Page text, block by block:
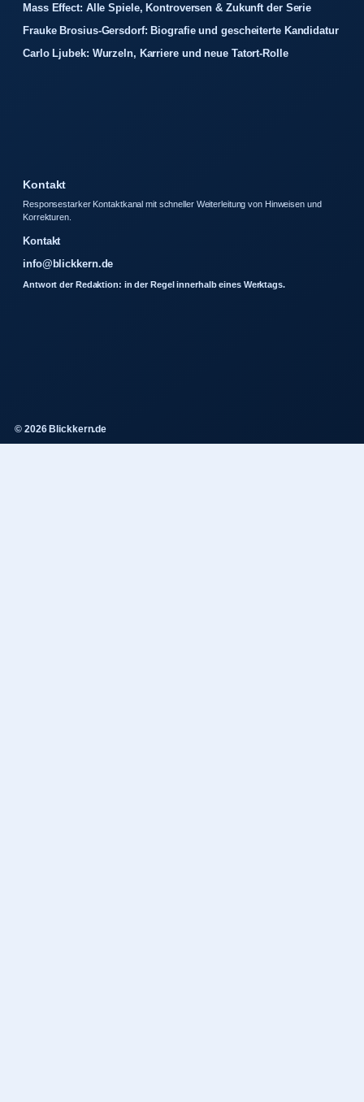
Mass Effect: Alle Spiele, Kontroversen & Zukunft der Serie
Frauke Brosius-Gersdorf: Biografie und gescheiterte Kandidatur
Carlo Ljubek: Wurzeln, Karriere und neue Tatort-Rolle
Kontakt
Responsestarker Kontaktkanal mit schneller Weiterleitung von Hinweisen und
Korrekturen.
Kontakt
info@blickkern.de
Antwort der Redaktion: in der Regel innerhalb eines Werktags.
© 2026 Blickkern.de